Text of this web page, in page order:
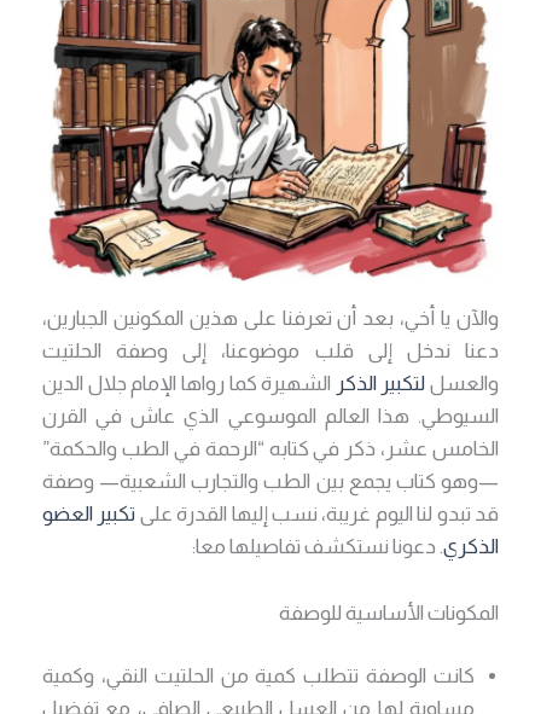
والآن يا أخي، بعد أن تعرفنا على هذين المكونين الجبارين،
دعنا ندخل إلى قلب موضوعنا، إلى وصفة الحلتيت
والعسل لتكبير الذكر
الشهيرة كما رواها الإمام جلال الدين
السيوطي. هذا العالم الموسوعي الذي عاش في القرن
الخامس عشر، ذكر في كتابه “الرحمة في الطب والحكمة”
—وهو كتاب يجمع بين الطب والتجارب الشعبية— وصفة
قد تبدو لنا اليوم غريبة، نسب إليها القدرة على تكبير العضو
الذكري. دعونا نستكشف تفاصيلها معا:
المكونات الأساسية للوصفة
كانت الوصفة تتطلب كمية من الحلتيت النقي، وكمية
مساوية لها من العسل الطبيعي الصافي، مع تفضيل